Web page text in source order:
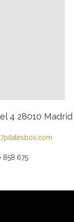
4 28010 Madrid
858 675